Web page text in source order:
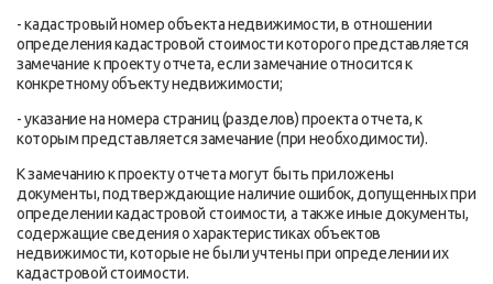
- кадастровый номер объекта недвижимости, в отношении
определения кадастровой стоимости которого представляется
замечание к проекту отчета, если замечание относится к
конкретному объекту недвижимости;
- указание на номера страниц (разделов) проекта отчета, к
которым представляется замечание (при необходимости).
К замечанию к проекту отчета могут быть приложены
документы, подтверждающие наличие ошибок, допущенных при
определении кадастровой стоимости, а также иные документы,
содержащие сведения о характеристиках объектов
недвижимости, которые не были учтены при определении их
кадастровой стоимости.